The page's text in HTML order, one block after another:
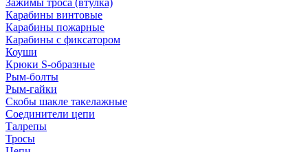
Зажимы троса (втулка)
Карабины винтовые
Карабины пожарные
Карабины с фиксатором
Коуши
Крюки S-образные
Рым-болты
Рым-гайки
Скобы шакле такелажные
Соединители цепи
Талрепы
Тросы